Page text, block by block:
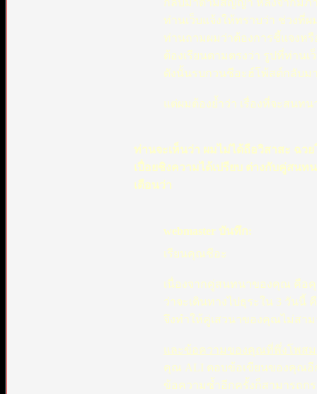
กลับมาตามสัญญา หลังจากมีภ
ท่านเว็บแจ้งให้ทราบว่า ช่วงที่
ท่านถามผมว่าต้องการชี้แจงหรื
ต้องเรียนตามตรงว่า รูปที่ท่านเ
ดังนั้นรบกวนชีอะฮ์โพ้สต์กลับม
แต่ผมต้องย้ำว่า เรื่องที่จะสนท
ท่านจะเห็นว่า ผมไม่ได้ถือวิสาสะ ฉว
เปื่อยชิงความได้เปรียบ ต่างกับคู่สน
เตือนว่า
webmaster บันทึก:
เรียนคุณชีอะ
เนื่องจากคู่สนทนาของคุณ คือ
ว่าจะเดินทางไปธุระใน 3 วันนี้
จึงทำให้คู่เสวนาของคุณไม่สา
และข้อความของคุณที่พึ่งโพสม
คุณ ALI ตอบข้อเขียนของคุณอี
ข้อความซ้ำอีกครั้งก็สามารถก